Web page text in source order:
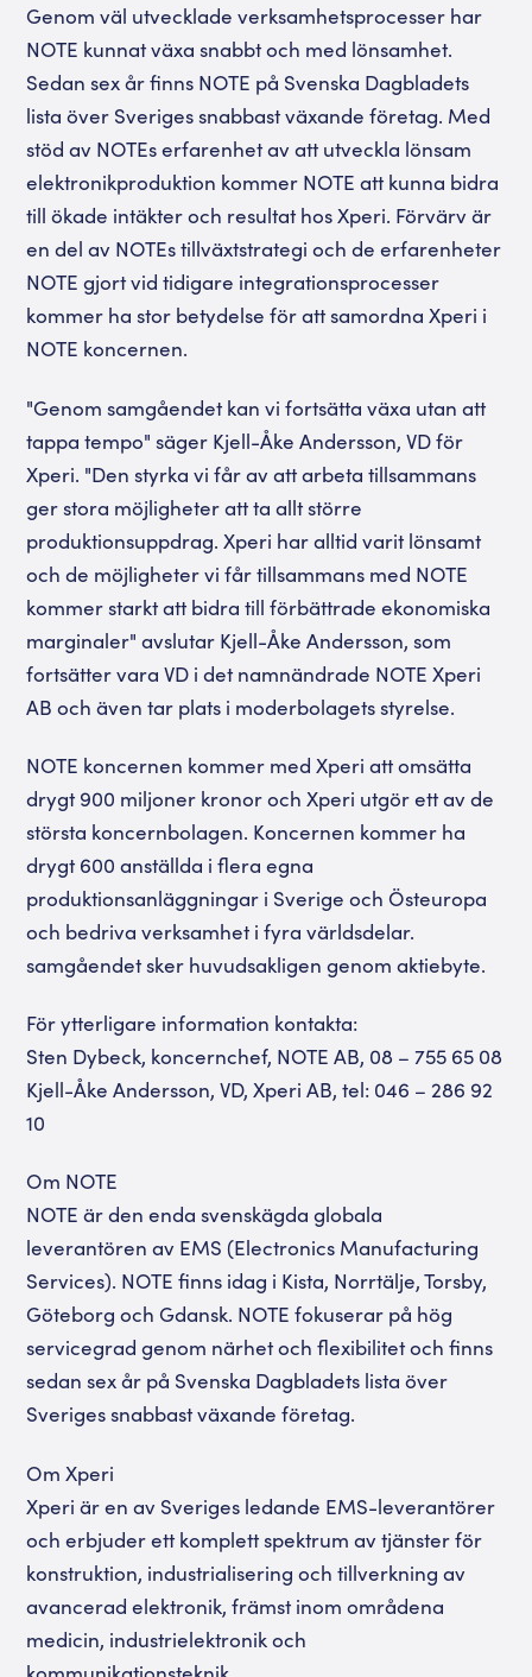
Genom väl utvecklade verksamhetsprocesser har
NOTE kunnat växa snabbt och med lönsamhet.
Sedan sex år finns NOTE på Svenska Dagbladets
lista över Sveriges snabbast växande företag. Med
stöd av NOTEs erfarenhet av att utveckla lönsam
elektronikproduktion kommer NOTE att kunna bidra
till ökade intäkter och resultat hos Xperi. Förvärv är
en del av NOTEs tillväxtstrategi och de erfarenheter
NOTE gjort vid tidigare integrationsprocesser
kommer ha stor betydelse för att samordna Xperi i
NOTE koncernen.
"Genom samgåendet kan vi fortsätta växa utan att
tappa tempo" säger Kjell-Åke Andersson, VD för
Xperi. "Den styrka vi får av att arbeta tillsammans
ger stora möjligheter att ta allt större
produktionsuppdrag. Xperi har alltid varit lönsamt
och de möjligheter vi får tillsammans med NOTE
kommer starkt att bidra till förbättrade ekonomiska
marginaler" avslutar Kjell-Åke Andersson, som
fortsätter vara VD i det namnändrade NOTE Xperi
AB och även tar plats i moderbolagets styrelse.
NOTE koncernen kommer med Xperi att omsätta
drygt 900 miljoner kronor och Xperi utgör ett av de
största koncernbolagen. Koncernen kommer ha
drygt 600 anställda i flera egna
produktionsanläggningar i Sverige och Östeuropa
och bedriva verksamhet i fyra världsdelar.
samgåendet sker huvudsakligen genom aktiebyte.
För ytterligare information kontakta:
Sten Dybeck, koncernchef, NOTE AB, 08 – 755 65 08
Kjell-Åke Andersson, VD, Xperi AB, tel: 046 – 286 92
10
Om NOTE
NOTE är den enda svenskägda globala
leverantören av EMS (Electronics Manufacturing
Services). NOTE finns idag i Kista, Norrtälje, Torsby,
Göteborg och Gdansk. NOTE fokuserar på hög
servicegrad genom närhet och flexibilitet och finns
sedan sex år på Svenska Dagbladets lista över
Sveriges snabbast växande företag.
Om Xperi
Xperi är en av Sveriges ledande EMS-leverantörer
och erbjuder ett komplett spektrum av tjänster för
konstruktion, industrialisering och tillverkning av
avancerad elektronik, främst inom områdena
medicin, industrielektronik och